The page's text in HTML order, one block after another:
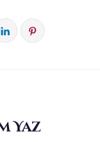
Yaz